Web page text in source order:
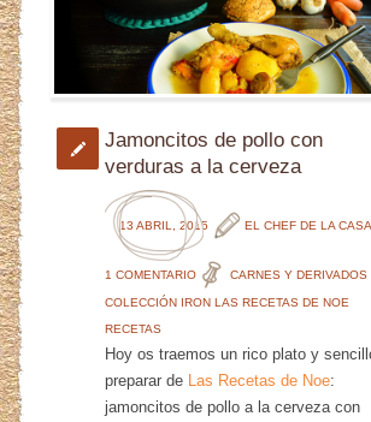
Jamoncitos de pollo con
verduras a la cerveza
13 ABRIL, 2015 EL CHEF DE LA CASA
1 COMENTARIO CARNES Y DERIVADOS
COLECCIÓN IRON LAS RECETAS DE NOE
RECETAS
Hoy os traemos un rico plato y
preparar de Las Recetas de Noe:
jamoncitos de pollo a la cerveza con